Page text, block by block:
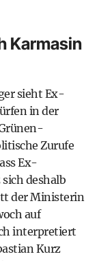
Karmasin
sieht Ex-
in der
Zurufe
Ex-
deshalb
der Ministerin
auf
interpretiert
Kurz